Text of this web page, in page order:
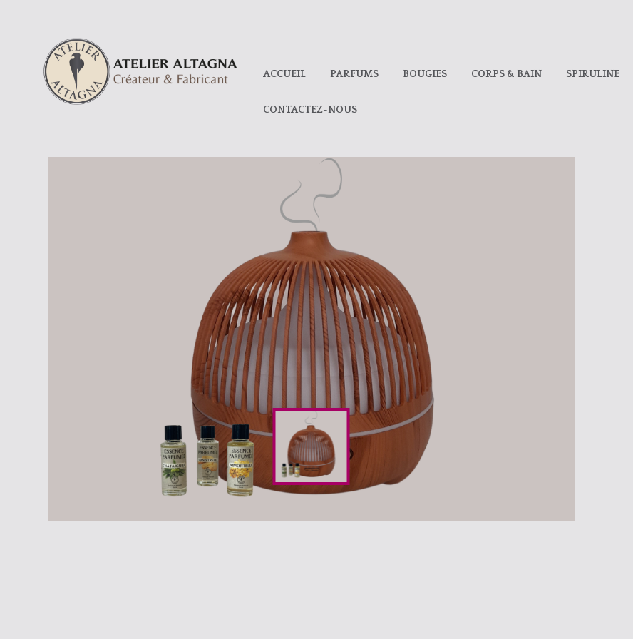
ACCUEIL PARFUMS BOUGIES CORPS & BAIN SPIRULINE
CONTACTEZ-NOUS